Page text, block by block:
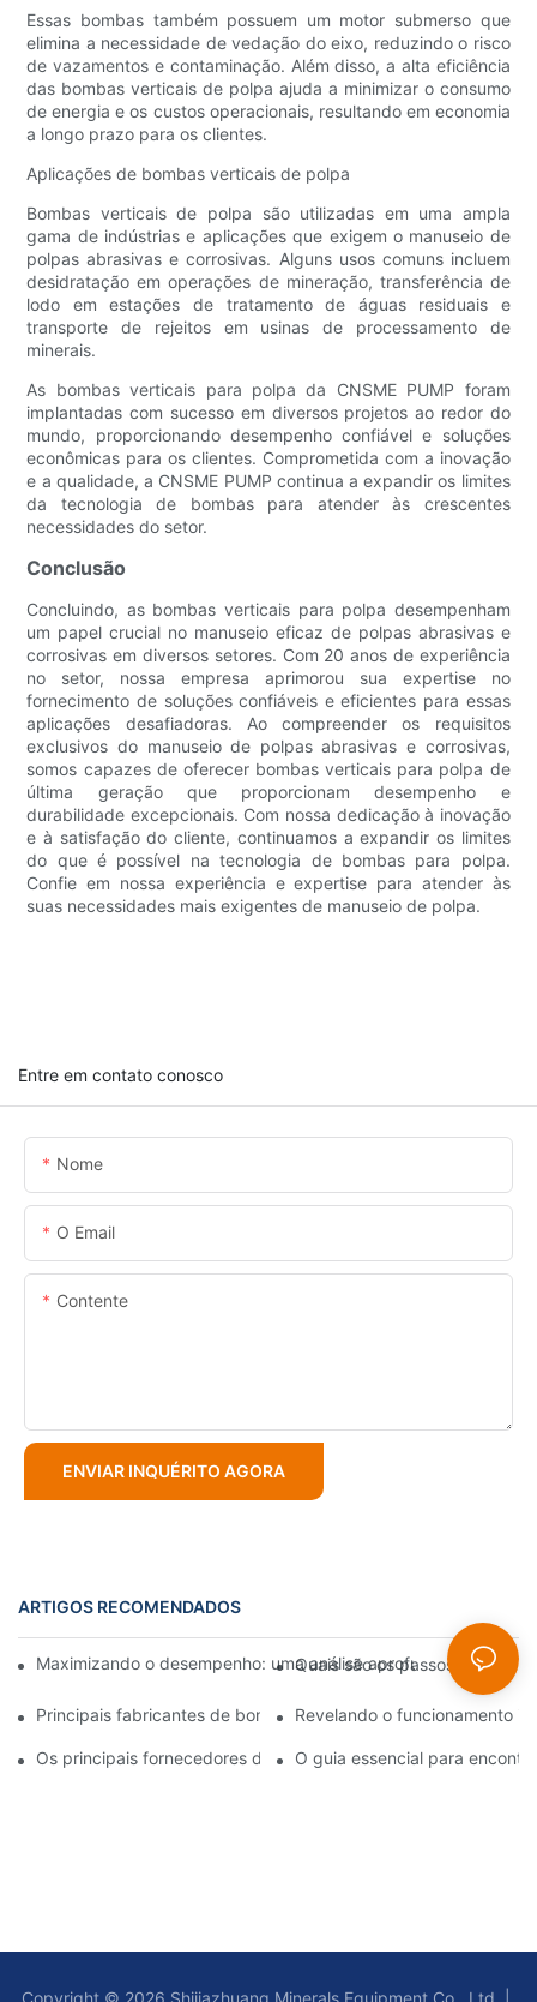
Essas bombas também possuem um motor submerso que
elimina a necessidade de vedação do eixo, reduzindo o risco
de vazamentos e contaminação. Além disso, a alta eficiência
das bombas verticais de polpa ajuda a minimizar o consumo
de energia e os custos operacionais, resultando em economia
a longo prazo para os clientes.
Aplicações de bombas verticais de polpa
Bombas verticais de polpa são utilizadas em uma ampla
gama de indústrias e aplicações que exigem o manuseio de
polpas abrasivas e corrosivas. Alguns usos comuns incluem
desidratação em operações de mineração, transferência de
lodo em estações de tratamento de águas residuais e
transporte de rejeitos em usinas de processamento de
minerais.
As bombas verticais para polpa da CNSME PUMP foram
implantadas com sucesso em diversos projetos ao redor do
mundo, proporcionando desempenho confiável e soluções
econômicas para os clientes. Comprometida com a inovação
e a qualidade, a CNSME PUMP continua a expandir os limites
da tecnologia de bombas para atender às crescentes
necessidades do setor.
Conclusão
Concluindo, as bombas verticais para polpa desempenham
um papel crucial no manuseio eficaz de polpas abrasivas e
corrosivas em diversos setores. Com 20 anos de experiência
no setor, nossa empresa aprimorou sua expertise no
fornecimento de soluções confiáveis ​​e eficientes para essas
aplicações desafiadoras. Ao compreender os requisitos
exclusivos do manuseio de polpas abrasivas e corrosivas,
somos capazes de oferecer bombas verticais para polpa de
última geração que proporcionam desempenho e
durabilidade excepcionais. Com nossa dedicação à inovação
e à satisfação do cliente, continuamos a expandir os limites
do que é possível na tecnologia de bombas para polpa.
Confie em nossa experiência e expertise para atender às
suas necessidades mais exigentes de manuseio de polpa.
Entre em contato conosco
Nome
O Email
Contente
ENVIAR INQUÉRITO AGORA
ARTIGOS RECOMENDADOS
Maximizando o desempenho: uma análise aprofundada do
Quais são os passos para a
Principais fabricantes de bombas de lodo: empresas líderes no
Revelando o funcionamento
Os principais fornecedores de bombas de polpa do setor: um
O guia essencial para